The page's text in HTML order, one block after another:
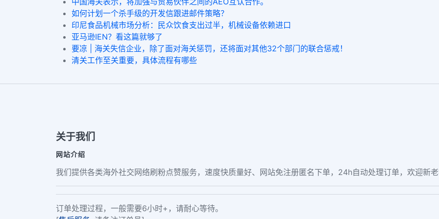
如何计划一个杀手级的开发信跟进邮件策略？
印尼食品机械市场分析：民众饮食支出过半，机械设备依赖进口
亚马逊IEN？看这篇就够了
要凉 | 海关失信企业，除了面对海关惩罚，还将面对其他32个部门的联合惩戒！
清关工作至关重要，具体流程有哪些
关于我们
网站介绍
我们提供各类海外社交网络刷粉点赞服务，速度快质量好、网站免注册匿名下单，24h自动处理订单，欢迎新老
订单处理过程，一般需要6小时+，请耐心等待。